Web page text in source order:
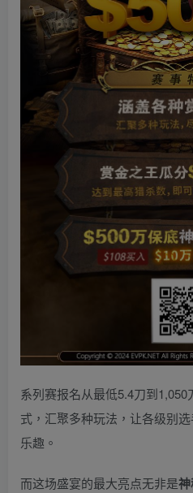
系列赛报名从最低5.4刀到
式，汇聚多种玩法，让各级别
乐趣。
而这场盛宴的最大亮点无非是